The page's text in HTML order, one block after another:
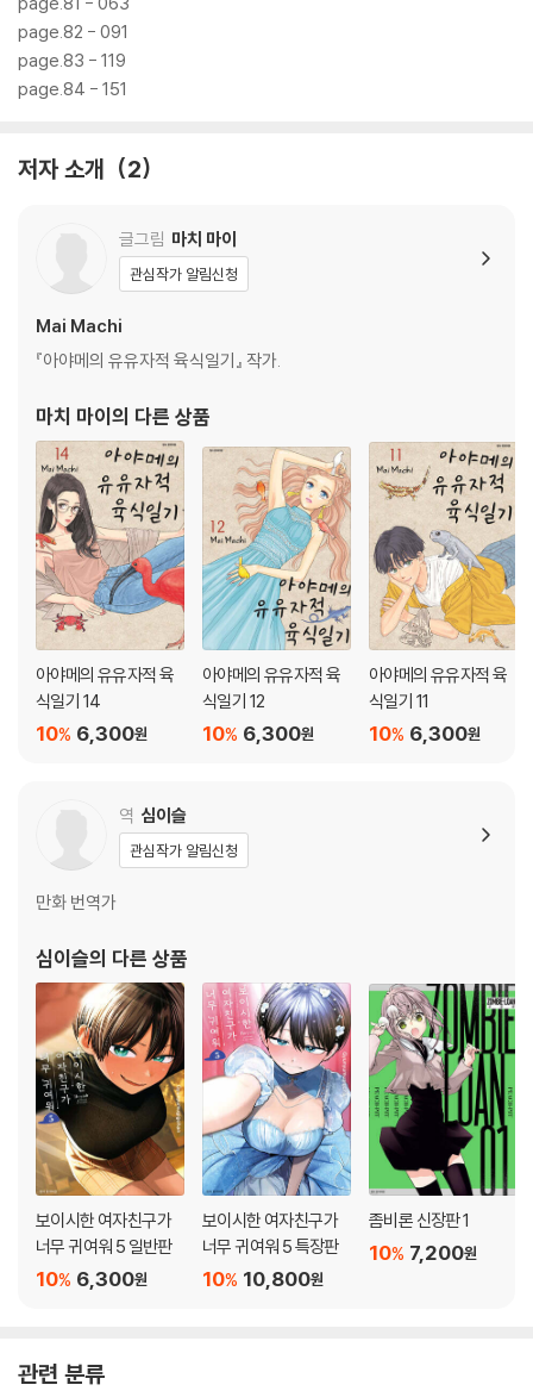
page.82 - 091
page.83 - 119
page.84 - 151
저자 소개 2
글그림 마치 마이
관심작가 알림신청
Mai Machi
『아야메의 유유자적 육식일기』 작가.
마치 마이 의 다른 상품
아야메의 유유자적 육
식일기 14
6,300원
10%
아야메의 유유자적 육
식일기 12
6,300원
10%
아야메의 유유자적 육
식일기 11
6,300원
10%
역 심이슬
관심작가 알림신청
만화 번역가
심이슬의 다른 상품
보이시한 여자친구가
너무 귀여워 5 일반판
6,300원
10%
보이시한 여자친구가
너무 귀여워 5 특장판
10,800원
10%
좀비론 신장판 1
7,200원
10%
관련 분류